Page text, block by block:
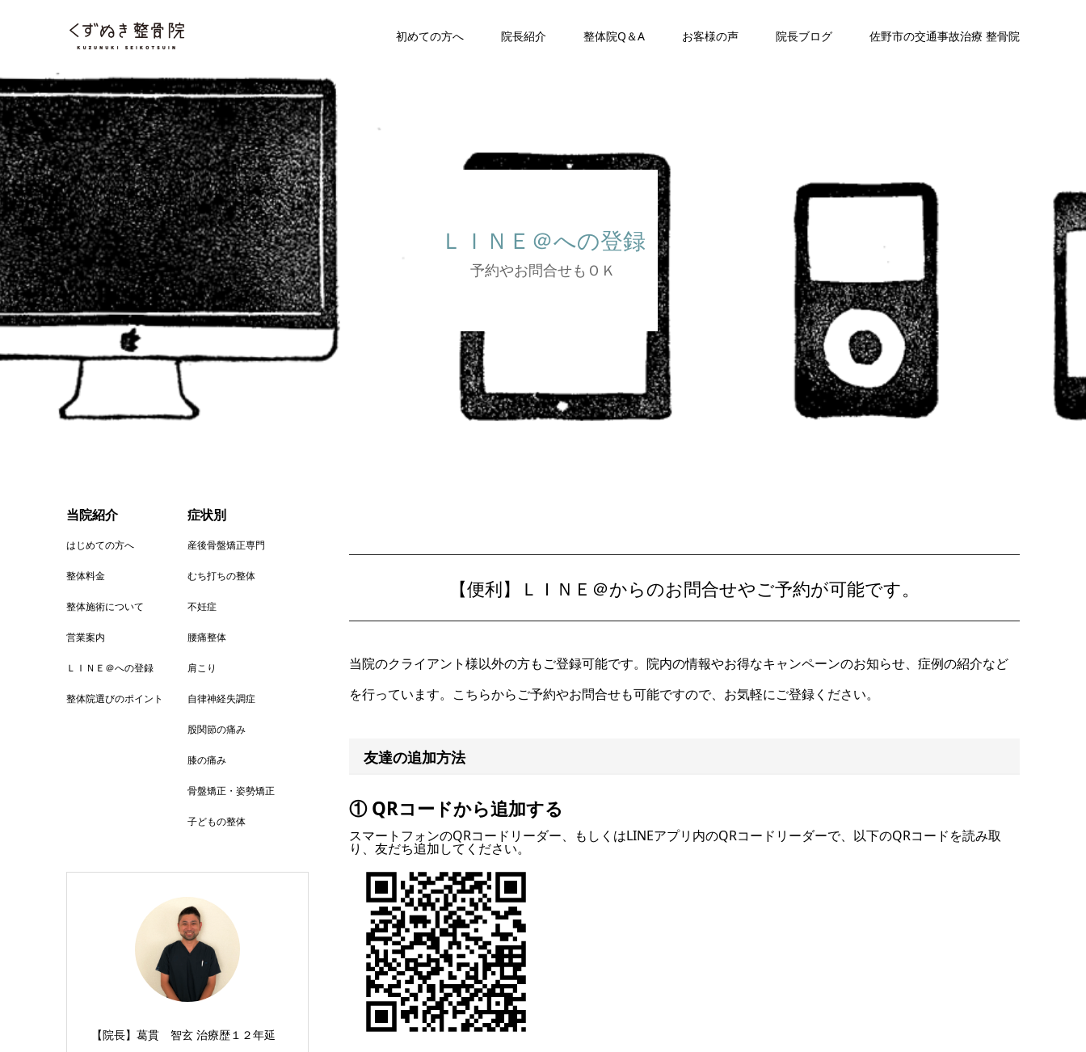
初めての方へ 院長紹介 整体院Q＆A お客様の声 院長ブログ 佐野市の交通事故治療 整骨院
ＬＩＮＥ＠への登録
予約やお問合せもＯＫ
【便利】ＬＩＮＥ＠からのお問合せやご予約が可能です。
当院のクライアント様以外の方もご登録可能です。院内の情報やお得なキャンペーンのお知らせ、症例の紹介など
を行っています。こちらからご予約やお問合せも可能ですので、お気軽にご登録ください。
友達の追加方法
① QRコードから追加する
スマートフォンのQRコードリーダー、もしくはLINEアプリ内のQRコードリーダーで、以下のQRコードを読み取
り、友だち追加してください。
当院紹介
はじめての方へ
整体料金
整体施術について
営業案内
ＬＩＮＥ＠への登録
整体院選びのポイント
症状別
産後骨盤矯正専門
むち打ちの整体
不妊症
腰痛整体
肩こり
自律神経失調症
股関節の痛み
膝の痛み
骨盤矯正・姿勢矯正
子どもの整体
【院長】葛貫 智玄 治療歴１２年延